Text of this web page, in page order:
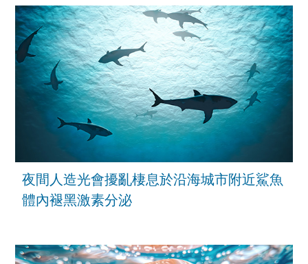
夜間人造光會擾亂棲息於沿海城市附近鯊魚
體內褪黑激素分泌